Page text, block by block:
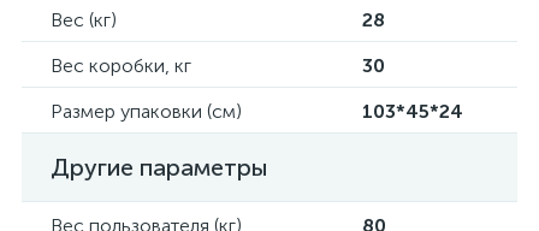
Вес (кг)
28
Вес коробки, кг
30
Размер упаковки (см)
103*45*24
Другие параметры
Вес пользователя (кг)
80